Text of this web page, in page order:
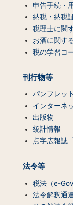
申告手続・
納税・納税
税理士に関
お酒に関す
税の学習コ
刊行物等
パンフレッ
インターネ
出版物
統計情報
点字広報誌
法令等
税法（e-
法令解釈通